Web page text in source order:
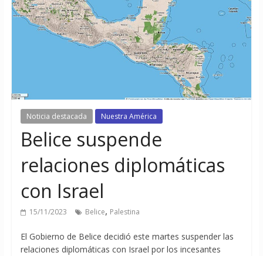
Noticia destacada Nuestra América
Belice suspende
relaciones diplomáticas
con Israel
15/11/2023 Belice, Palestina
El Gobierno de Belice decidió este martes suspender las
relaciones diplomáticas con Israel por los incesantes